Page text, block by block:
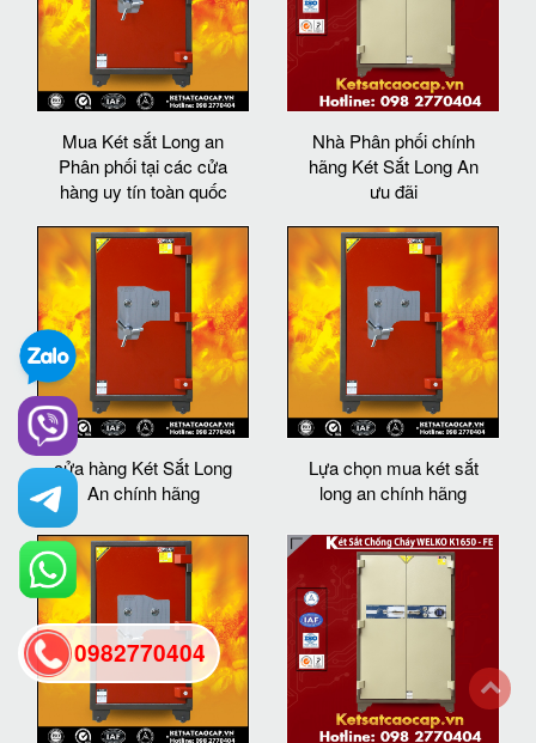
Mua Két sắt Long an
Phân phối tại các cửa
hàng uy tín toàn quốc
Nhà Phân phối chính
hãng Két Sắt Long An
ưu đãi
cửa hàng Két Sắt Long
An chính hãng
Lựa chọn mua két sắt
long an chính hãng
0982770404
back